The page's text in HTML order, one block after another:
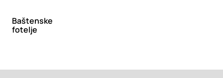
Baštenske
fotelje